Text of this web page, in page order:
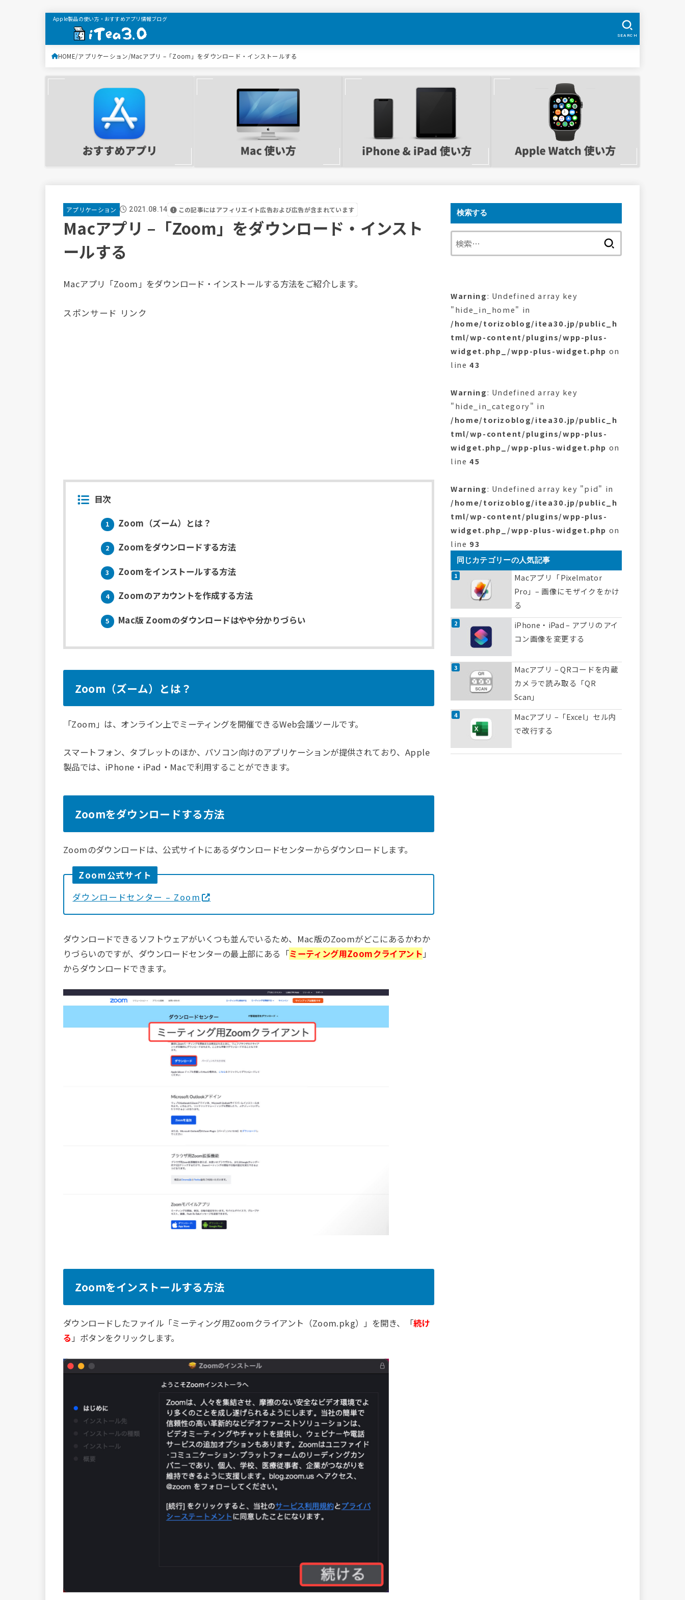
Apple製品の使い方・おすすめアプリ情報ブログ
SEARCH
HOME アプリケーション Macアプリ –「Zoom」をダウンロード・インストールする
アプリケーション 2021.08.14 この記事にはアフィリエイト広告および広告が含まれています
Macアプリ –「Zoom」をダウンロード・インスト
ールする
Macアプリ「Zoom」をダウンロード・インストールする方法をご紹介します。
スポンサード リンク
目次
1 Zoom（ズーム）とは？
2 Zoomをダウンロードする方法
3 Zoomをインストールする方法
4 Zoomのアカウントを作成する方法
5 Mac版 Zoomのダウンロードはやや分かりづらい
Zoom（ズーム）とは？
「Zoom」は、オンライン上でミーティングを開催できるWeb会議ツールです。
スマートフォン、タブレットのほか、パソコン向けのアプリケーションが提供されており、Apple
製品では、iPhone・iPad・Macで利用することができます。
Zoomをダウンロードする方法
Zoomのダウンロードは、公式サイトにあるダウンロードセンターからダウンロードします。
Zoom公式サイト
ダウンロードセンター – Zoom
ダウンロードできるソフトウェアがいくつも並んでいるため、Mac版のZoomがどこにあるかわか
りづらいのですが、ダウンロードセンターの最上部にある「ミーティング用Zoomクライアント 」
からダウンロードできます。
Zoomをインストールする方法
ダウンロードしたファイル「ミーティング用Zoomクライアント（Zoom.pkg）」を開き、「続け
る 」ボタンをクリックします。
検索する
Warning: Undefined array key
"hide_in_home" in
/home/torizoblog/itea30.jp/public_h
tml/wp-content/plugins/wpp-plus-
widget.php_/wpp-plus-widget.php on
line43
Warning: Undefined array key
"hide_in_category" in
/home/torizoblog/itea30.jp/public_h
tml/wp-content/plugins/wpp-plus-
widget.php_/wpp-plus-widget.php on
line45
Warning: Undefined array key "pid" in
/home/torizoblog/itea30.jp/public_h
tml/wp-content/plugins/wpp-plus-
widget.php_/wpp-plus-widget.php on
line 93
同じカテゴリーの人気記事
Macアプリ「Pixelmator
Pro」– 画像にモザイクをかけ
る
iPhone・iPad – アプリのアイ
コン画像を変更する
Macアプリ – QRコードを内蔵
カメラで読み取る「QR
Scan」
Macアプリ –「Excel」セル内
で改行する